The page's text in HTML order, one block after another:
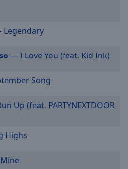
— I Love You (feat. Kid Ink)
Song
Up (feat. PARTYNEXTDOOR
Highs